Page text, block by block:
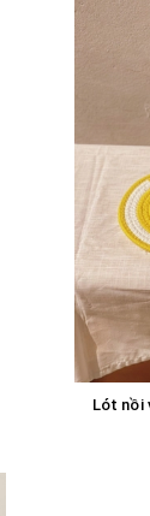
Lót nồi